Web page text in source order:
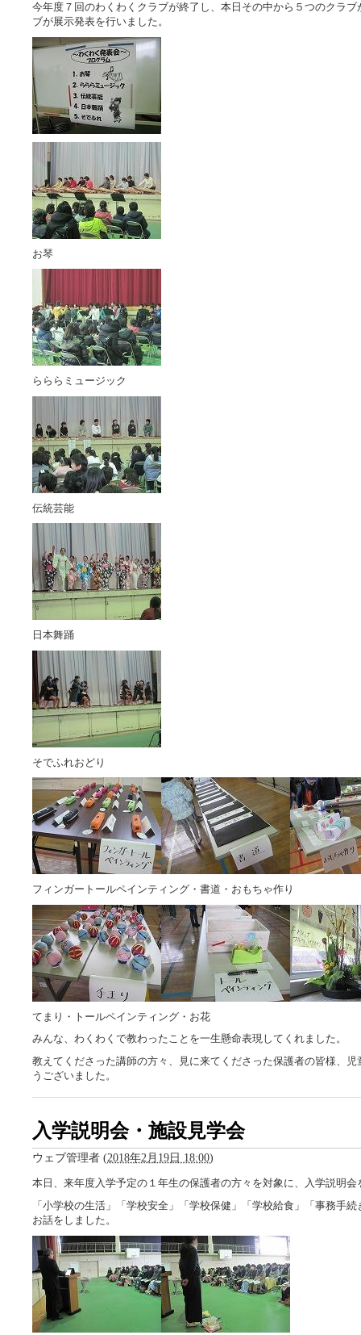
今年度７回のわくわくクラブが終了し、本日その中から５つのクラブ
ブが展示発表を行いました。
お琴
らららミュージック
伝統芸能
日本舞踊
そでふれおどり
フィンガートールペインティング・書道・おもちゃ作り
てまり・トールペインティング・お花
みんな、わくわくで教わったことを一生懸命表現してくれました。
教えてくださった講師の方々、見に来てくださった保護者の皆様、児
うございました。
入学説明会・施設見学会
ウェブ管理者 (2018年2月19日 18:00)
本日、来年度入学予定の１年生の保護者の方々を対象に、入学説明会
「小学校の生活」「学校安全」「学校保健」「学校給食」「事務手
お話をしました。